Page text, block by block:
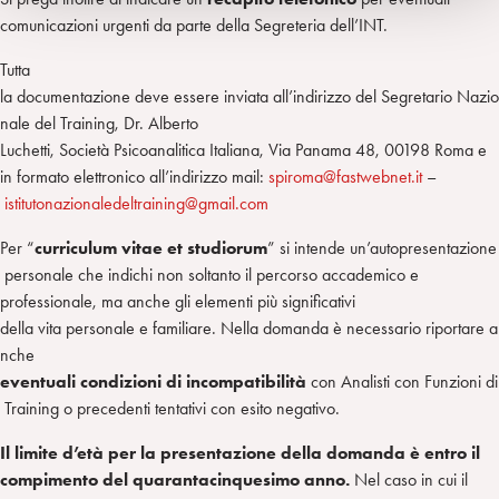
comunicazioni urgenti da parte della Segreteria dell’INT.
Tutta
la documentazione deve essere inviata all’indirizzo del Segretario Nazio
nale del Training, Dr. Alberto
Luchetti, Società Psicoanalitica Italiana, Via Panama 48, 00198 Roma e
in formato elettronico all’indirizzo mail: spiroma@fastwebnet.it–
istitutonazionaledeltraining@gmail.com
Per “curriculum vitae et studiorum” si intende un’autopresentazione
personale che indichi non soltanto il percorso accademico e
professionale, ma anche gli elementi più significativi
della vita personale e familiare. Nella domanda è necessario riportare a
nche
eventuali condizioni di incompatibilità con Analisti con Funzioni di
Training o precedenti tentativi con esito negativo.
Il limite d’età per la presentazione della domanda è entro il
compimento del quarantacinquesimo anno. Nel caso in cui il